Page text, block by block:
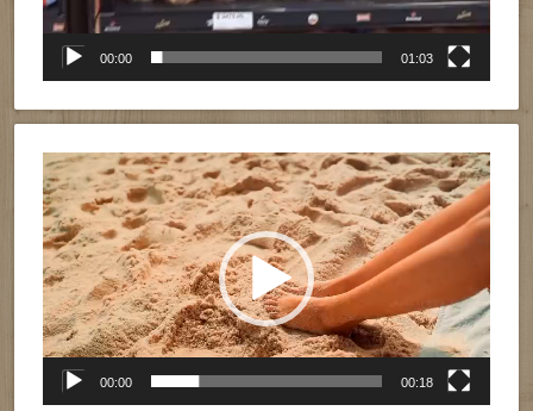
00:00 01:03
Reproductor
de
vídeo
00:00 00:18